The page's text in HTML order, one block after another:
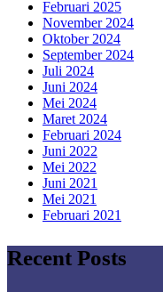
Februari 2025
November 2024
Oktober 2024
September 2024
Juli 2024
Juni 2024
Mei 2024
Maret 2024
Februari 2024
Juni 2022
Mei 2022
Juni 2021
Mei 2021
Februari 2021
Recent Posts